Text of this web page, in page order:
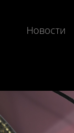
Новости